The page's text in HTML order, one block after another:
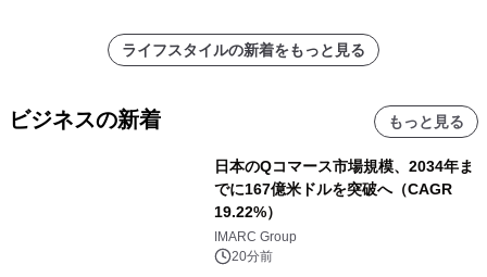
ライフスタイルの新着をもっと見る
ビジネスの新着 もっと見る
日本のQコマース市場規模、2034年ま
でに167億米ドルを突破へ（CAGR
19.22%）
IMARC Group
20分前